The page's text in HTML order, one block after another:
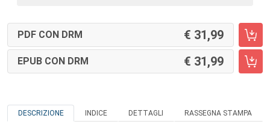
PDF CON DRM 31,99
EPUB CON DRM 31,99
DESCRIZIONE INDICE DETTAGLI RASSEGNA STAMPA